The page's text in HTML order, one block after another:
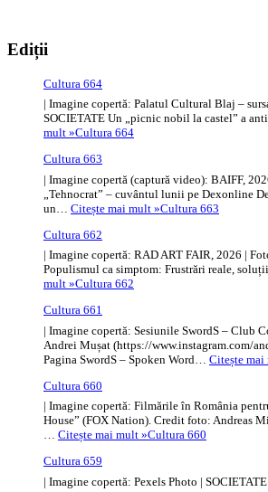
Ediții
Cultura 664
| Imagine copertă: Palatul Cultural Blaj –
SOCIETATE Un „picnic nobil la castel” a
mult »Cultura 664
Cultura 663
| Imagine copertă (captură video): BAIFF,
„Tehnocrat” – cuvântul lunii pe Dexonline
un… Citește mai mult »Cultura 663
Cultura 662
| Imagine copertă: RAD ART FAIR, 2026 |
Populismul ca simptom: Frustrări reale,
mult »Cultura 662
Cultura 661
| Imagine copertă: Sesiunile SwordS – Club
Andrei Mușat (https://www.instagram.com/
Pagina SwordS – Spoken Word… Citește mai
Cultura 660
| Imagine copertă: Filmările în România
House” (FOX Nation). Credit foto: Andreas
… Citește mai mult »Cultura 660
Cultura 659
| Imagine copertă: Pexels Photo |